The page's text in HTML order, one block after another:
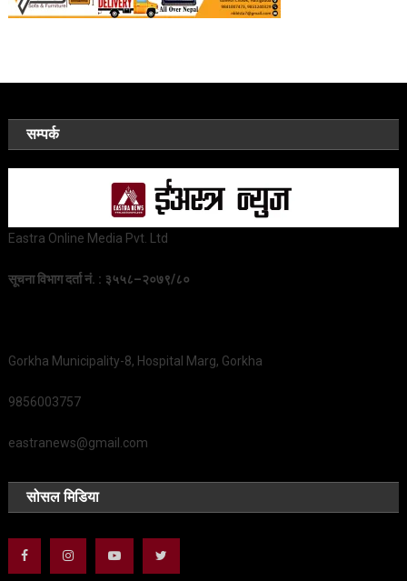
सम्पर्क
Eastra Online Media Pvt. Ltd
सूचना विभाग दर्ता नं. : ३५५८–२०७९/८०
Gorkha Municipality-8, Hospital Marg, Gorkha
9856003757
eastranews@gmail.com
सोसल मिडिया